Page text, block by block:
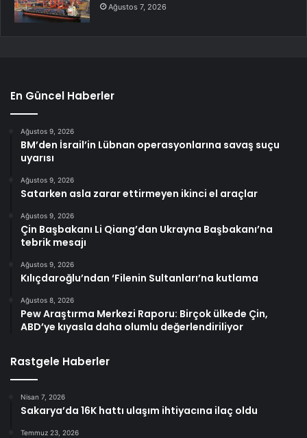
Ağustos 7, 2026
En Güncel Haberler
Ağustos 9, 2026
BM’den İsrail’in Lübnan operasyonlarına savaş suçu
uyarısı
Ağustos 9, 2026
Satarken asla zarar ettirmeyen ikinci el araçlar
Ağustos 9, 2026
Çin Başbakanı Li Qiang’dan Ukrayna Başbakanı’na
tebrik mesajı
Ağustos 9, 2026
Kılıçdaroğlu’ndan ‘Filenin Sultanları’na kutlama
Ağustos 8, 2026
Pew Araştırma Merkezi Raporu: Birçok ülkede Çin,
ABD’ye kıyasla daha olumlu değerlendiriliyor
Rastgele Haberler
Nisan 7, 2026
Sakarya’da 16K hattı ulaşım ihtiyacına ilaç oldu
Temmuz 23, 2026